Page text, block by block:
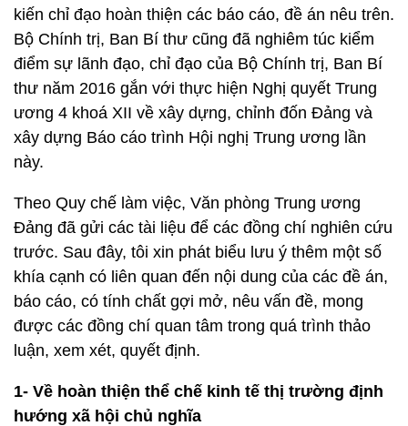
kiến chỉ đạo hoàn thiện các báo cáo, đề án nêu trên.
Bộ Chính trị, Ban Bí thư cũng đã nghiêm túc kiểm
điểm sự lãnh đạo, chỉ đạo của Bộ Chính trị, Ban Bí
thư năm 2016 gắn với thực hiện Nghị quyết Trung
ương 4 khoá XII về xây dựng, chỉnh đốn Đảng và
xây dựng Báo cáo trình Hội nghị Trung ương lần
này.
Theo Quy chế làm việc, Văn phòng Trung ương
Đảng đã gửi các tài liệu để các đồng chí nghiên cứu
trước. Sau đây, tôi xin phát biểu lưu ý thêm một số
khía cạnh có liên quan đến nội dung của các đề án,
báo cáo, có tính chất gợi mở, nêu vấn đề, mong
được các đồng chí quan tâm trong quá trình thảo
luận, xem xét, quyết định.
1- Về hoàn thiện thể chế kinh tế thị trường định
hướng xã hội chủ nghĩa